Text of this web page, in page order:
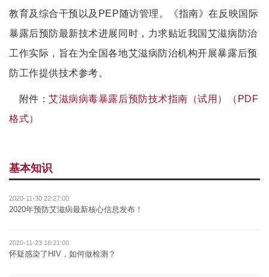
教育及综合干预以及PEP随访管理。《指南》在反映国际
暴露后预防最新技术进展同时，力求贴近我国艾滋病防治
工作实际，旨在为全国各地艾滋病防治机构开展暴露后预
防工作提供技术参考。
附件：艾滋病病毒暴露后预防技术指南（试用）（PDF
格式）
基本知识
2020-11-30 22:27:00
2020年预防艾滋病最新核心信息发布！
2020-11-23 18:21:00
怀疑感染了HIV，如何做检测？